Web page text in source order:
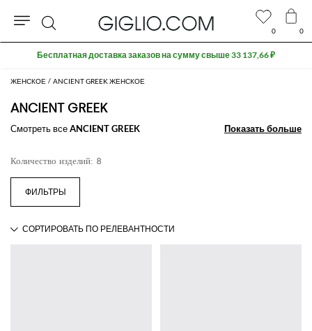
ЖЕНСКОЕ ANCIENT GREEK ЖЕНСКОЕ
ANCIENT GREEK
Смотреть всеANCIENT GREEK Показать больше
Показать больше
Количество изделий: 8
0 0
Поиск
Бесплатная доставка заказов на сумму свыше 33 137,66 ₽